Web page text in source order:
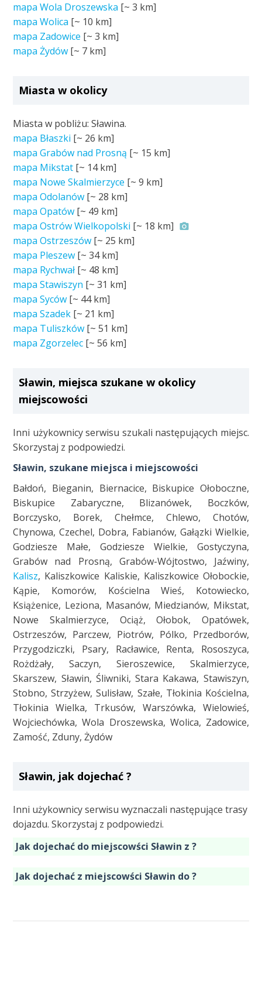
mapa Wola Droszewska [~3 km]
mapa Wolica [~ 10 km]
mapa Zadowice [~3 km]
mapa Żydów [~ 7 km]
Miasta w okolicy
Miasta w pobliżu: Sławina.
mapa Błaszki [~ 26 km]
mapa Grabów nad Prosną [~ 15 km]
mapa Mikstat [~ 14 km]
mapa Nowe Skalmierzyce [~9 km]
mapa Odolanów [~ 28 km]
mapa Opatów [~ 49 km]
mapa Ostrów Wielkopolski [~ 18 km]
mapa Ostrzeszów [~ 25 km]
mapa Pleszew [~34 km]
mapa Rychwał [~ 48 km]
mapa Stawiszyn [~31 km]
mapa Syców [~ 44 km]
mapa Szadek [~ 21 km]
mapa Tuliszków [~51 km]
mapa Zgorzelec [~56 km]
Sławin, miejsca szukane w okolicy
miejscowości
Inni użykownicy serwisu szukali następujących miejsc.
Skorzystaj z podpowiedzi.
Sławin, szukane miejsca i miejscowości
Bałdoń, Bieganin, Biernacice, Biskupice Ołoboczne,
Biskupice Zabaryczne, Blizanówek, Boczków,
Borczysko, Borek, Chełmce, Chlewo, Chotów,
Chynowa, Czechel, Dobra, Fabianów, Gałązki Wielkie,
Godziesze Małe, Godziesze Wielkie, Gostyczyna,
Grabów nad Prosną, Grabów-Wójtostwo, Jaźwiny,
Kalisz, Kaliszkowice Kaliskie, Kaliszkowice Ołobockie,
Kąpie, Komorów, Kościelna Wieś, Kotowiecko,
Książenice, Leziona, Masanów, Miedzianów, Mikstat,
Nowe Skalmierzyce, Ociąż, Ołobok, Opatówek,
Ostrzeszów, Parczew, Piotrów, Pólko, Przedborów,
Przygodziczki, Psary, Racławice, Renta, Rososzyca,
Rożdżały, Saczyn, Sieroszewice, Skalmierzyce,
Skarszew, Sławin, Śliwniki, Stara Kakawa, Stawiszyn,
Stobno, Strzyżew, Sulisław, Szałe, Tłokinia Kościelna,
Tłokinia Wielka, Trkusów, Warszówka, Wielowieś,
Wojciechówka, Wola Droszewska, Wolica, Zadowice,
Zamość, Zduny, Żydów
Sławin, jak dojechać ?
Inni użykownicy serwisu wyznaczali następujące trasy
dojazdu. Skorzystaj z podpowiedzi.
Jak dojechać do miejscowści Sławin z ?
Jak dojechać z miejscowści Sławin do ?